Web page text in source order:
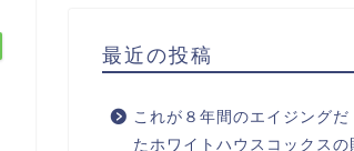
最近の投稿
これが８年間のエイジングだ
たホワイトハウスコックスの